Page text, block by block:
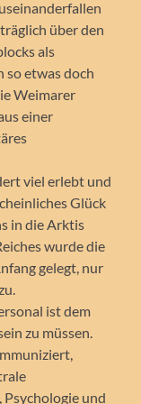
über den
als
so etwas doch
Weimarer
einer
viel erlebt und
Glück
in die Arktis
wurde die
gelegt, nur
ist dem
zu müssen.
Psychologie und